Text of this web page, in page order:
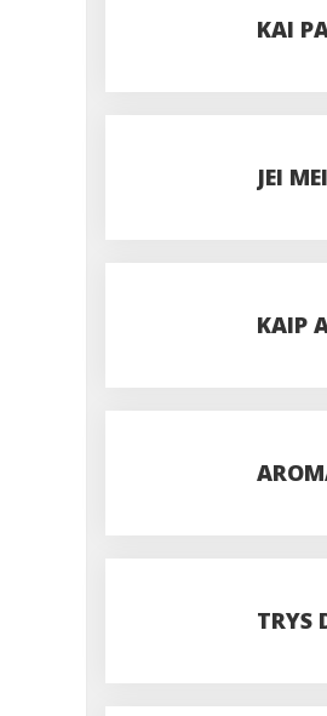
KAI
JEI
KAIP
TRYS